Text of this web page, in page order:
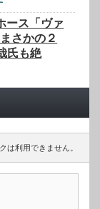
ース「ヴァ
さかの２
氏も絶
は利用できません。